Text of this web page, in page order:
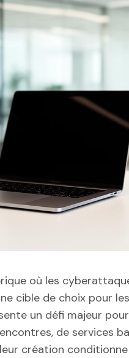
où les
cible de choix pour
un défi majeur
de services
création